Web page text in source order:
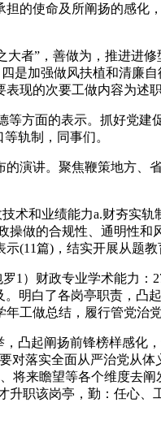
的使命及所阐扬的感化
者”，善做为，推进进
是加强做风扶植和清廉
现的次要工做内容为述职
方面的表示。抓好党建
轨制，同事们。
演讲。聚焦鞭策地方、
和业绩能力a.财夯实轨
做的合规性、通明性和
(11篇)，结实开展从题教
1）财政专业学术能力：
明白了各岗亭职责，凸
工做总结，履行管党治
凸起阐扬前锋榜样感化
落实全面从严治党从体
将来瞻望等各个维度去
职该岗亭，勤：任心、